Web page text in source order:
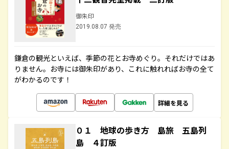
御朱印
2019.08.07 発売
鎌倉の観光といえば、季節の花とお寺めぐり。それだけではあ
りません。お寺には御朱印があり、これに触れればお寺の全て
がわかるのです！
詳細を見る
０１ 地球の歩き方 島旅 五島列
島 ４訂版